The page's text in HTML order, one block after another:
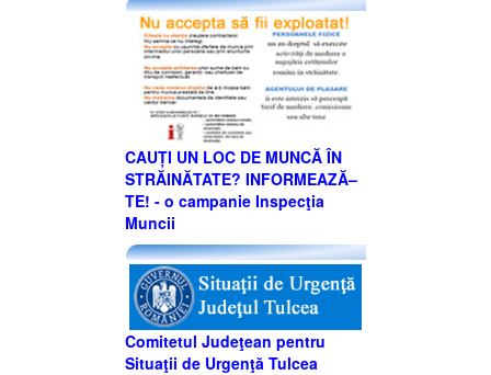
CAUȚI UN LOC DE MUNCĂ ÎN
STRĂINĂTATE? INFORMEAZĂ–
TE! - o campanie Inspecţia
Muncii
Comitetul Judeţean pentru
Situaţii de Urgenţă Tulcea